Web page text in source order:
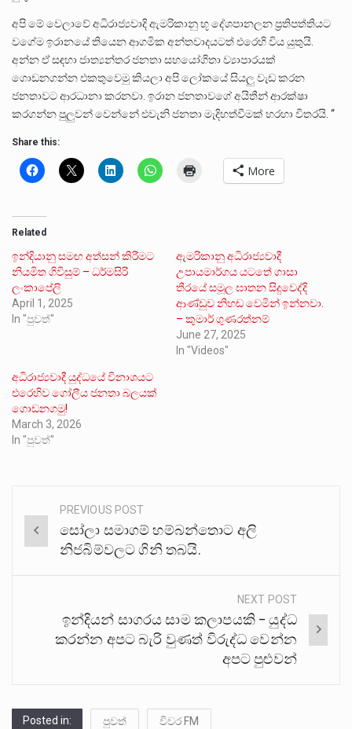
අපි මේ වෙලාවේ අධිරාජ්‍යවාදි ඇමරිකානු භූ දේශපානලන ප්‍රතිපත්තියට
වගේම ඉරානයේ තියෙන ආගමික අන්තවාදයටත් එරෙහි විය යුතුයි.
අන්න ඒ සඳහා ජාත්‍යන්තර ජනතා සහයෝගිතා ව්‍යාපාරයක්
ගොඩනගන්න එකතුවෙමු කියලා අපි ලෝකයේ සියලු වැඩ කරන
ජනතාවට ආරධානා කරනවා. ඉරාන ජනතාවගේ අයිතීන් ආරක්ෂා
කරගන්න පුලුවන් වෙන්නේ එවැනි ජනතා මැදිහත්වීමක් හරහා විතරයි. “
Share this:
More
Related
ඉන්දියානු සමඟ අත්සන් කිරීමට
නියමිත ගිවිසුම් – ධර්මසිරි
ලංකාපේලි
April 1, 2025
In "පුවත්"
ඇමරිකානු අධිරාජ්‍යවාදී
උපායමාර්ගය යටතේ ගාසා
තීරයේ සමූල ඝාතන සිදුවෙද්දි
ආණ්ඩුව නිහඬ වෙමින් ඉන්නවා.
– කුමාර් ගුණරත්නම්
June 27, 2025
In "Videos"
අධිරාජ්‍යවාදී යුද්ධයේ විනාශයට
එරෙහිව ගෝලීය ජනතා බලයක්
ගොඩනගමු!
March 3, 2026
In "පුවත්"
Post
navigation
PREVIOUS POST
සෝලා සමාගම් හම්බන්තොට අලි
නිජබිම්වලට ගිනි තබයි.
NEXT POST
ඉන්දියන් සාගරය සාම කලාපයකි – යුද්ධ
කරන්න අපට බැරි වුණත් විරුද්ධ වෙන්න
අපට පුළුවන්
Posted in: පුවත් විවර FM